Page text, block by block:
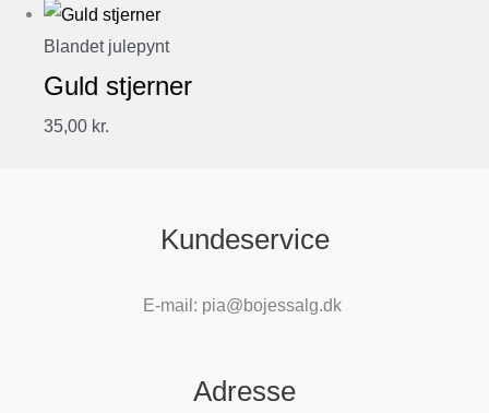
Blandet julepynt
Guld stjerner
35,00 kr.
Kundeservice
E-mail: pia@bojessalg.dk
Adresse